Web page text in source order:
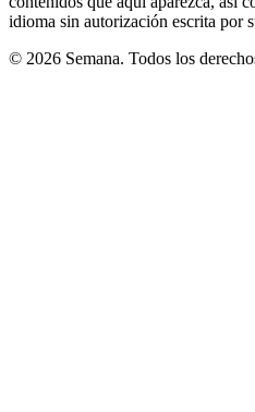
idioma sin autorización escrita por
© 2026 Semana. Todos los